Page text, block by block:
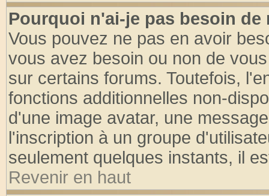
Pourquoi n'ai-je pas besoin de
Vous pouvez ne pas en avoir
vous avez besoin ou non de
sur certains forums. Toutefois,
fonctions additionnelles non-
d'une image avatar, une
l'inscription à un groupe
seulement quelques instants, il
Revenir en haut